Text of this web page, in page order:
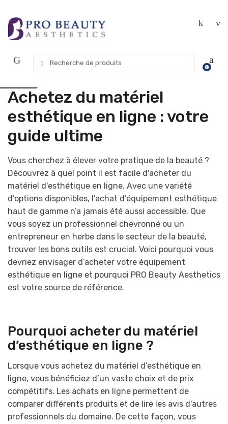
navigation
content
for:
0
Achetez du matériel
esthétique en ligne : votre
guide ultime
Vous cherchez à élever votre pratique de la beauté ?
Découvrez à quel point il est facile d'acheter du
matériel d'esthétique en ligne. Avec une variété
d’options disponibles, l’achat d’équipement esthétique
haut de gamme n’a jamais été aussi accessible. Que
vous soyez un professionnel chevronné ou un
entrepreneur en herbe dans le secteur de la beauté,
trouver les bons outils est crucial. Voici pourquoi vous
devriez envisager d’acheter votre équipement
esthétique en ligne et pourquoi PRO Beauty Aesthetics
est votre source de référence.
Pourquoi acheter du matériel
d’esthétique en ligne ?
Lorsque vous achetez du matériel d’esthétique en
ligne, vous bénéficiez d’un vaste choix et de prix
compétitifs. Les achats en ligne permettent de
comparer différents produits et de lire les avis d'autres
professionnels du domaine. De cette façon, vous
Coupon Code "WELCOME10"
Got it!
USD $